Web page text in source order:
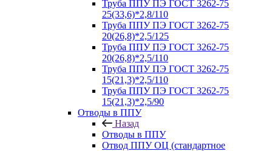
Труба ППУ ПЭ ГОСТ 3262-75
25(33,6)*2,8/110
Труба ППУ ПЭ ГОСТ 3262-75
20(26,8)*2,5/125
Труба ППУ ПЭ ГОСТ 3262-75
20(26,8)*2,5/110
Труба ППУ ПЭ ГОСТ 3262-75
15(21,3)*2,5/110
Труба ППУ ПЭ ГОСТ 3262-75
15(21,3)*2,5/90
Отводы в ППУ
Назад
Отводы в ППУ
Отвод ППУ ОЦ (стандартное